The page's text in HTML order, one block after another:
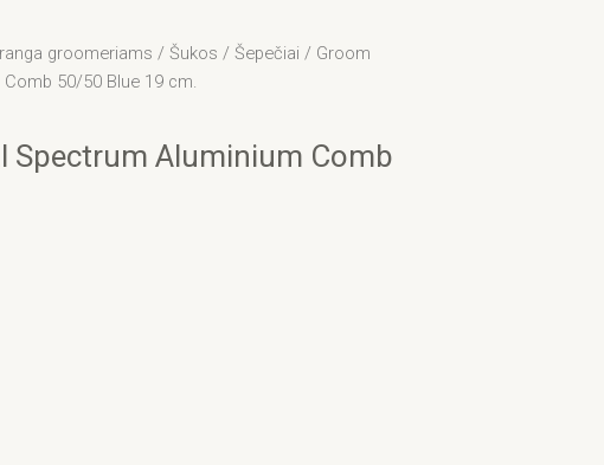
groomeriams / Šukos / Šepečiai / Groom
50/50 Blue 19 cm.
Spectrum Aluminium Comb